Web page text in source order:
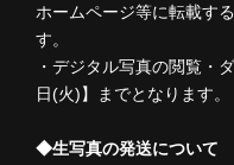
ホームページ等に転載す
す。
・デジタル写真の閲覧・
日(火)】までとなります。
◆生写真の発送について